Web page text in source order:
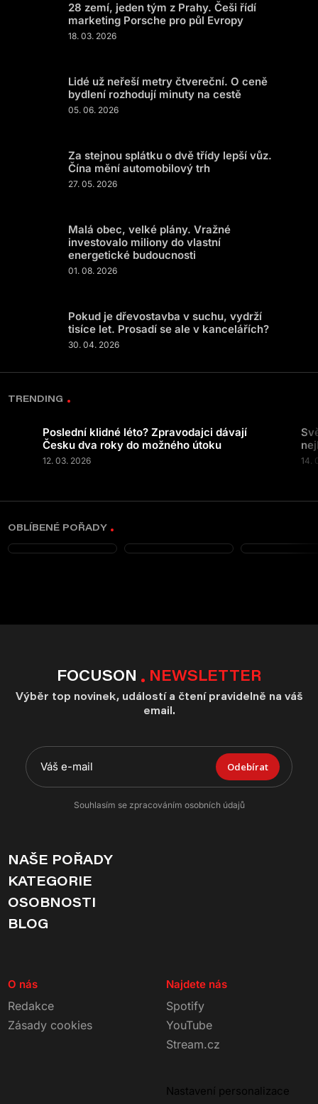
28 zemí, jeden tým z Prahy. Češi řídí
marketing Porsche pro půl Evropy
18. 03. 2026
Lidé už neřeší metry čtvereční. O ceně
bydlení rozhodují minuty na cestě
05. 06. 2026
Za stejnou splátku o dvě třídy lepší vůz.
Čína mění automobilový trh
27. 05. 2026
Malá obec, velké plány. Vražné
investovalo miliony do vlastní
energetické budoucnosti
01. 08. 2026
Pokud je dřevostavba v suchu, vydrží
tisíce let. Prosadí se ale v kancelářích?
30. 04. 2026
TRENDING
Poslední klidné léto? Zpravodajci dávají
Česku dva roky do možného útoku
12. 03. 2026 14.
OBLÍBENÉ POŘADY
FOCUSON NEWSLETTER
Výběr top novinek, událostí a čtení pravidelně na váš
email.
Odebírat
Souhlasím se zpracováním osobních údajů
NAŠE POŘADY
KATEGORIE
OSOBNOSTI
BLOG
O nás
Redakce
Zásady cookies
Najdete nás
Spotify
YouTube
Stream.cz
Nastavení personalizace